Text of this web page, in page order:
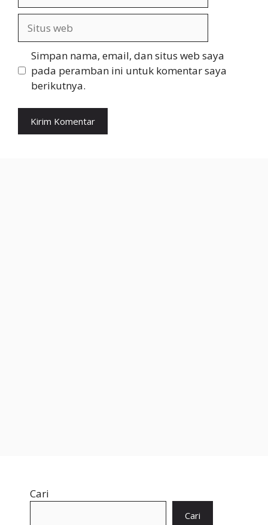
web
Simpan nama, email, dan situs web saya
pada peramban ini untuk komentar saya
berikutnya.
Cari
Cari